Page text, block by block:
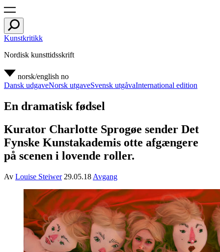
Kunstkritikk
Nordisk kunsttidsskrift
norsk/english no
Dansk udgaveNorsk utgaveSvensk utgåvaInternational edition
En dramatisk fødsel
Kurator Charlotte Sprogøe sender Det
Fynske Kunstakademis otte afgængere
på scenen i lovende roller.
Av Louise Steiwer 29.05.18 Avgang